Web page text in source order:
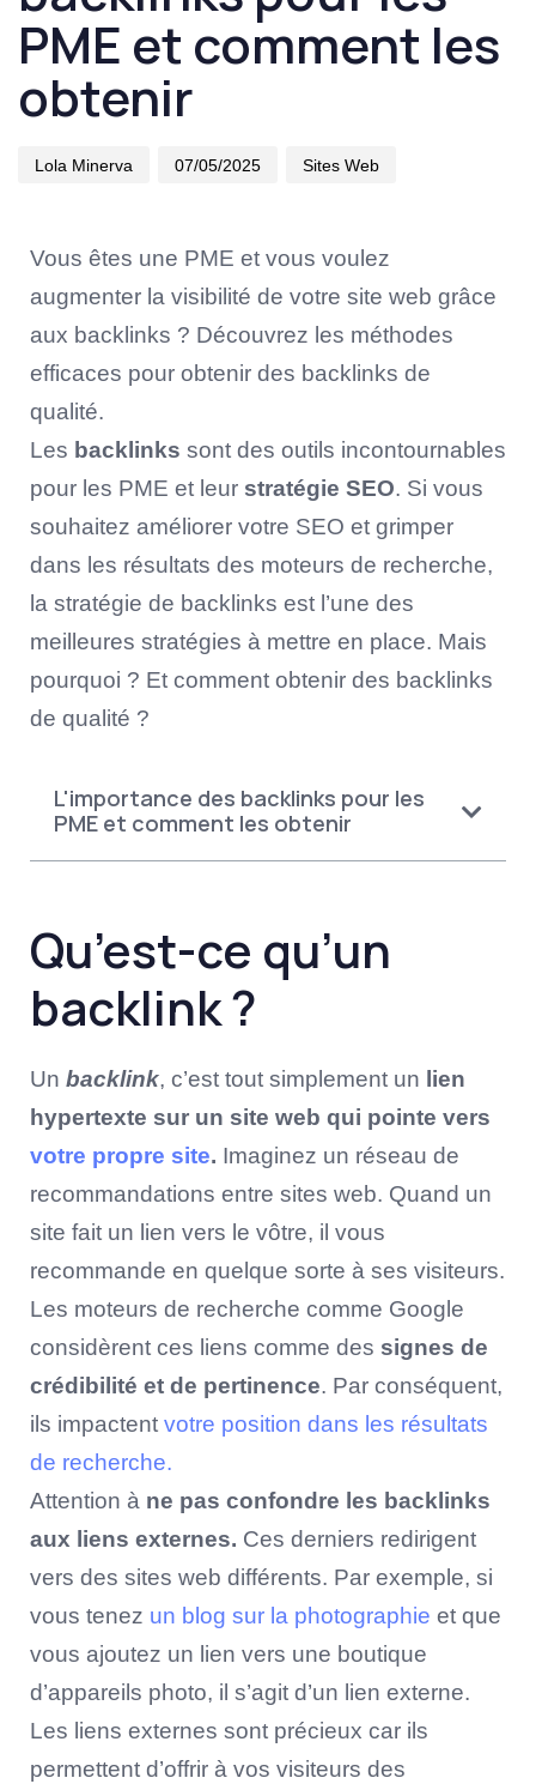
PME et comment les
obtenir
Lola Minerva 07/05/2025 Sites Web
Vous êtes une PME et vous voulez
augmenter la visibilité de votre site web grâce
aux backlinks ? Découvrez les méthodes
efficaces pour obtenir des backlinks de
qualité.
Les backlinks sont des outils incontournables
pour les PME et leur stratégie SEO. Si vous
souhaitez améliorer votre SEO et grimper
dans les résultats des moteurs de recherche,
la stratégie de backlinks est l’une des
meilleures stratégies à mettre en place. Mais
pourquoi ? Et comment obtenir des backlinks
de qualité ?
L'importance des backlinks pour les
PME et comment les obtenir
Qu’est-ce qu’un
backlink ?
Un backlink, c’est tout simplement un lien
hypertexte sur un site web qui pointe vers
votre propre site. Imaginez un réseau de
recommandations entre sites web. Quand un
site fait un lien vers le vôtre, il vous
recommande en quelque sorte à ses visiteurs.
Les moteurs de recherche comme Google
considèrent ces liens comme des signes de
crédibilité et de pertinence. Par conséquent,
ils impactent votre position dans les résultats
de recherche.
Attention à ne pas confondre les backlinks
aux liens externes. Ces derniers redirigent
vers des sites web différents. Par exemple, si
vous tenez un blog sur la photographie et que
vous ajoutez un lien vers une boutique
d’appareils photo, il s’agit d’un lien externe.
Les liens externes sont précieux car ils
permettent d’offrir à vos visiteurs des